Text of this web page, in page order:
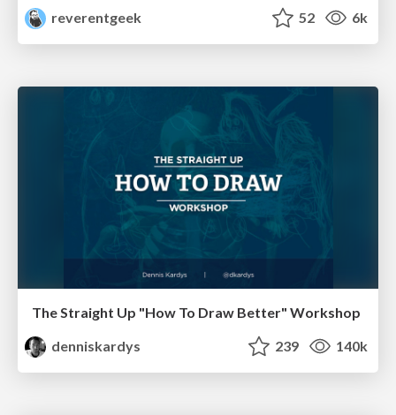
reverentgeek
52 6k
The Straight Up "How To Draw Better" Workshop
denniskardys
239 140k